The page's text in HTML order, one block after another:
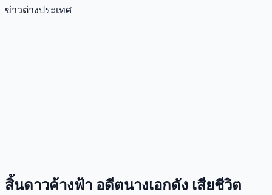
ข่าวต่างประเทศ
สิ้นดาวค้างฟ้า อดีตนางเอกดัง เสียชีวิต